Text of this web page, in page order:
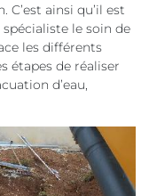
ainsi qu’il est
le soin de
les différents
étapes de réaliser
d’eau,